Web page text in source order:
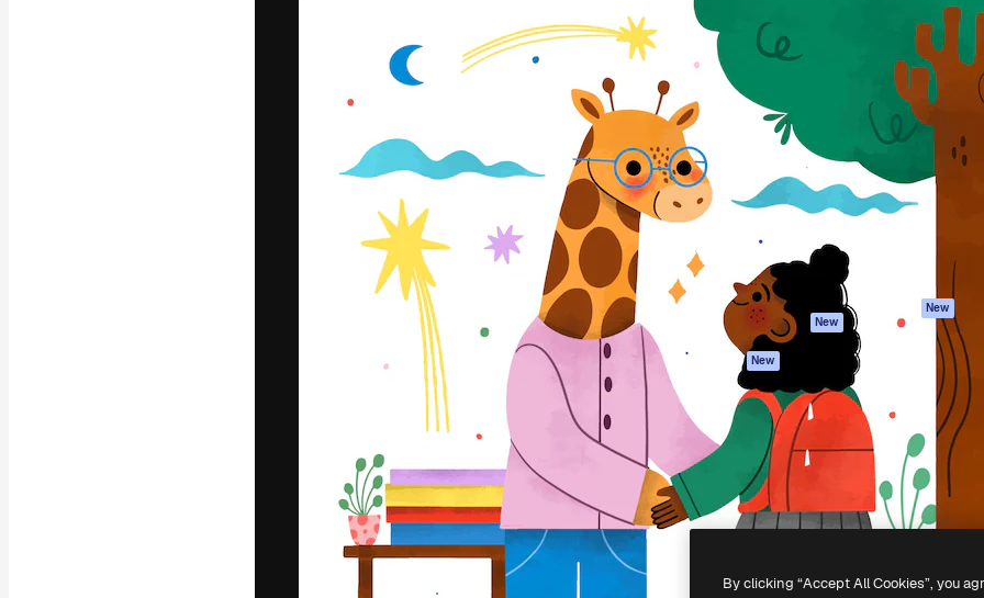
Modelos de vídeos
A plataforma criativa para você direcionar
seu melhor trabalho. Mais de 1 milhão de
assinantes entre criativos, empresas,
agências e estúdios.
Português
Produtos
Spaces
Assistente de IA
Gerador de
imagens
Texto para voz
Conteúdo de stock
MCP para
Claude/ChatGPT
New
Agentes New
App móvel
Todas as
ferramentas
Começar
Academy
Documentação
Atendimento
Termos e
privacidade
New
Política de cookies
confiabilidade
Afiliados
Empresas
Copyright © 2010-2026Freepik Company S.L.U. Todos os direitos reservados.
By clicking “Accept All Cookies”, you